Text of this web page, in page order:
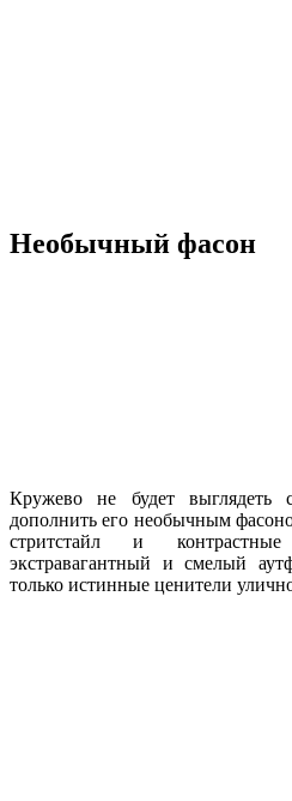
Необычный фасон
Кружево не будет выглядеть
дополнить его необычным
стритстайл и
экстравагантный и смелый
только истинные ценители